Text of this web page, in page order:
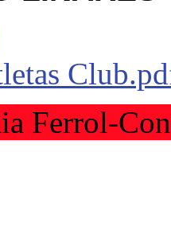
Ferrol-